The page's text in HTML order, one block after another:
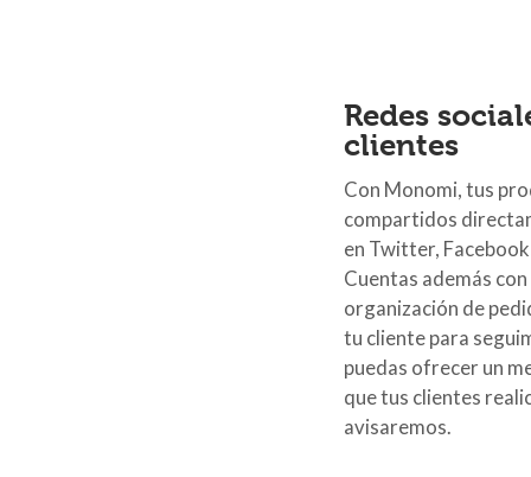
Redes
clientes
Con Monomi, tus
compartidos
en Twitter,
Cuentas además
organización de
tu cliente para
puedas ofrecer un
que tus clientes
avisaremos.